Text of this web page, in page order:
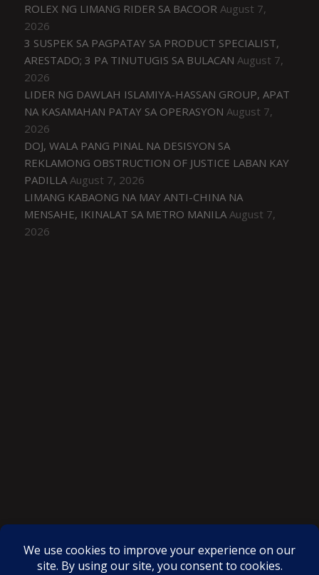
ROLEX NG LIMANG RIDER SA BACOOR August 7,
2026
3 SUSPEK SA PAGPATAY SA PRODUCT SPECIALIST,
ARESTADO; 3 PA TINUTUGIS SA BULACAN August 7,
2026
LIDER NG DAWLAH ISLAMIYA-HASSAN GROUP, APAT
NA KASAMAHAN PATAY SA OPERASYON August 7,
2026
DOJ, WALA PANG PINAL NA DESISYON SA
REKLAMONG OBSTRUCTION OF JUSTICE LABAN KAY
PADILLA August 7, 2026
LIMANG KABAONG NA MAY ANTI-CHINA NA
MENSAHE, IKINALAT SA METRO MANILA August 7,
2026